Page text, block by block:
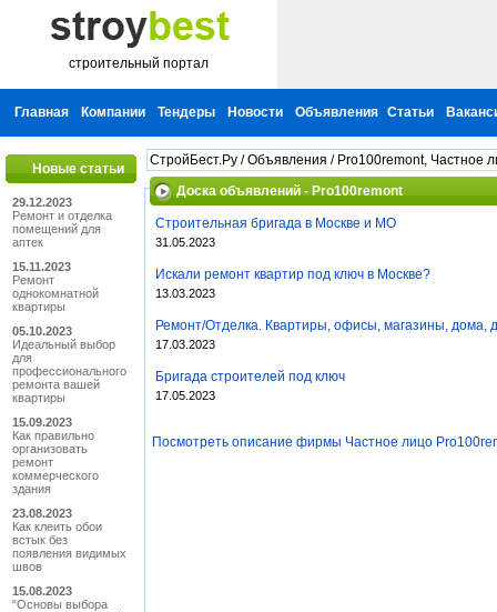
строительный портал
Главная Компании Тендеры Новости Объявления Статьи
Новые статьи
29.12.2023
Ремонт и отделка
помещений для
аптек
15.11.2023
Ремонт
однокомнатной
квартиры
05.10.2023
Идеальный выбор
для
профессионального
ремонта вашей
квартиры
15.09.2023
Как правильно
организовать
ремонт
коммерческого
здания
23.08.2023
Как клеить обои
встык без
появления видимых
швов
15.08.2023
"Основы выбора
СтройБест.Ру /Объявления / Pro100remont, Частное
Доска объявлений - Pro100remont
Строительная бригада в Москве и МО
31.05.2023
Искали ремонт квартир под ключ в Москве?
13.03.2023
Ремонт/Отделка. Квартиры, офисы, магазины, дома,
17.03.2023
Бригада строителей под ключ
17.05.2023
Посмотреть описание фирмы Частное лицо